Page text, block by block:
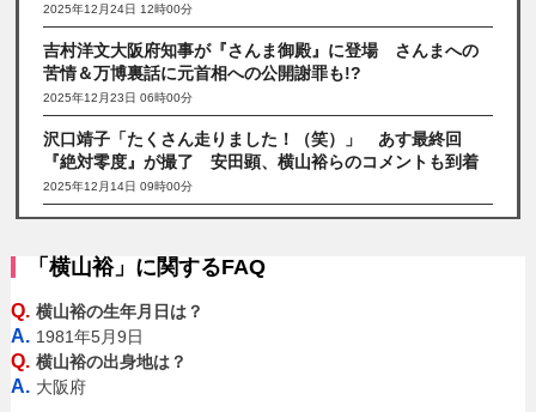
2025年12月24日 12時00分
吉村洋文大阪府知事が『さんま御殿』に登場 さんまへの
苦情＆万博裏話に元首相への公開謝罪も!?
2025年12月23日 06時00分
沢口靖子「たくさん走りました！（笑）」 あす最終回
『絶対零度』が撮了 安田顕、横山裕らのコメントも到着
2025年12月14日 09時00分
「横山裕」に関するFAQ
Q. 横山裕の生年月日は？
A. 1981年5月9日
Q. 横山裕の出身地は？
A. 大阪府